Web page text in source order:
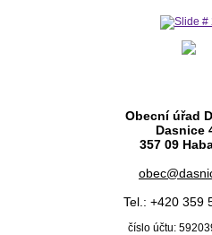
Obecní úřad
Dasnice
357 09
Tel.: +420 359
číslo účtu: